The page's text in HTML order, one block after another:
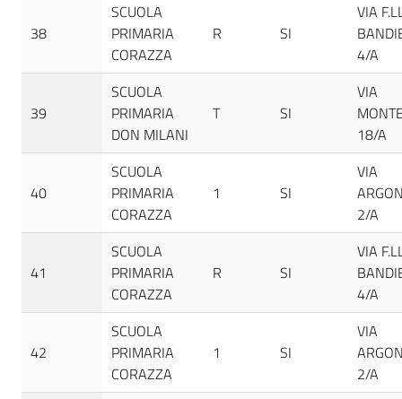
38
SCUOLA
PRIMARIA
CORAZZA
R SI
VIA
4/A
39
SCUOLA
PRIMARIA
DON MILANI
T SI
VIA
18/A
40
SCUOLA
PRIMARIA
CORAZZA
1 SI
VIA
2/A
41
SCUOLA
PRIMARIA
CORAZZA
R SI
VIA
4/A
42
SCUOLA
PRIMARIA
CORAZZA
1 SI
VIA
2/A